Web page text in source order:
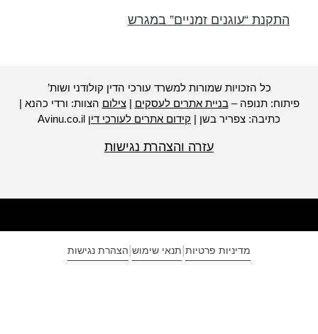
התקנת “עוגנים זמניים” במגרש
כל הזכויות שמורות למשרד עורכי הדין קולודני ושות’
תנופה –בניית אתרים לעסקים|צילוםהצוות: ורדי כהנא |
כתיבה: צפריר בשן |קידום אתרים לעורכי דיןAvinu.co.il
עזרה והצהרת נגישות
מדיניות פרטיות|תנאי שימוש|הצהרת נגישות